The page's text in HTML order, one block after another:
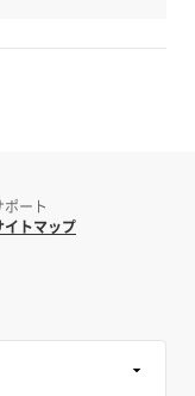
ポート
イトマップ